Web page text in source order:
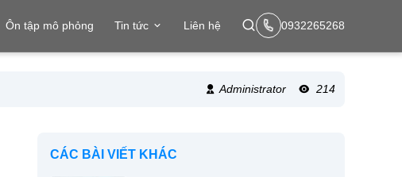
Ôn tập mô phỏng Tin tức Liên hệ 0932265268
Administrator 214
CÁC BÀI VIẾT KHÁC